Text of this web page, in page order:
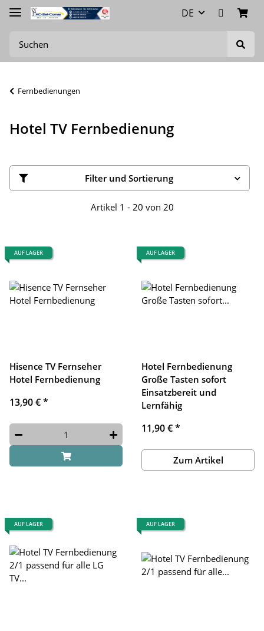
DE
Fernbedienungen
Hotel TV Fernbedienung
Filter und Sortierung
Artikel 1 - 20 von 20
AUF LAGER
Hisence TV Fernseher
Hotel Fernbedienung
13,90 €*
AUF LAGER
Hotel Fernbedienung
Große Tasten sofort
Einsatzbereit und
Lernfähig
11,90 €*
Zum Artikel
AUF LAGER AUF LAGER